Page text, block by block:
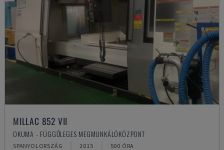
MILLAC 852 VII
OKUMA - FÜGGŐLEGES MEGMUNKÁLÓKÖZPONT
SPANYOLORSZÁG 2015 500 ÓRA